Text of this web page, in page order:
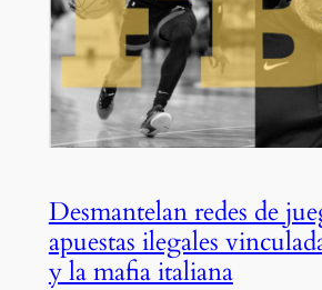
Desmantelan redes de
apuestas ilegales
y la mafia italiana